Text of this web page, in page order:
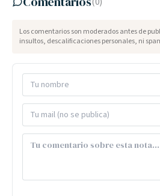
Los comentarios son moderados antes de
insultos, descalificaciones personales, ni